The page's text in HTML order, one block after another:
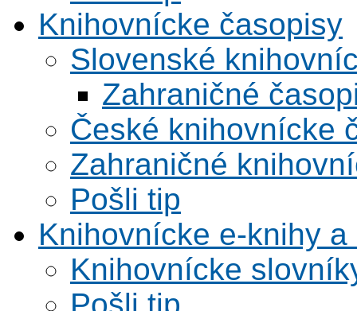
Knihovnícke časopisy
Slovenské
Zahraničné
České knihovnícke
Zahraničné
Pošli tip
Knihovnícke e-knihy
Knihovnícke